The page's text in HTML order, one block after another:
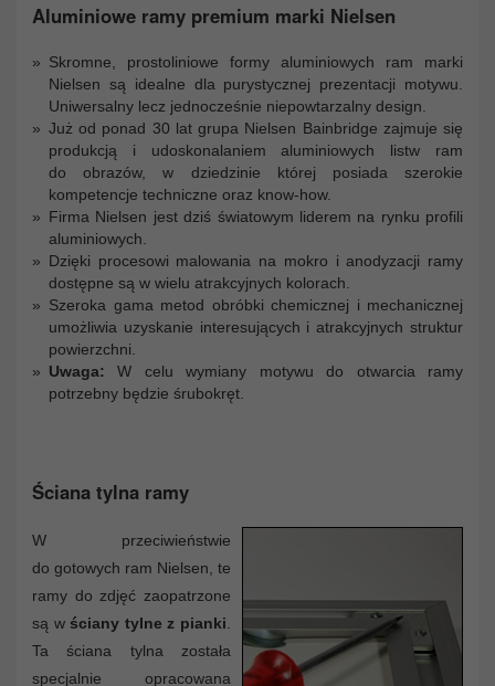
Aluminiowe ramy premium marki Nielsen
Skromne, prostoliniowe formy aluminiowych ram marki
Nielsen są idealne dla purystycznej prezentacji motywu.
Uniwersalny lecz jednocześnie niepowtarzalny design.
Już od ponad 30 lat grupa Nielsen Bainbridge zajmuje się
produkcją i udoskonalaniem aluminiowych listw ram
do obrazów, w dziedzinie której posiada szerokie
kompetencje techniczne oraz know-how.
Firma Nielsen jest dziś światowym liderem na rynku profili
aluminiowych.
Dzięki procesowi malowania na mokro i anodyzacji ramy
dostępne są w wielu atrakcyjnych kolorach.
Szeroka gama metod obróbki chemicznej i mechanicznej
umożliwia uzyskanie interesujących i atrakcyjnych struktur
powierzchni.
Uwaga: W celu wymiany motywu do otwarcia ramy
potrzebny będzie śrubokręt.
Ściana tylna ramy
W przeciwieństwie
do gotowych ram Nielsen, te
ramy do zdjęć zaopatrzone
są w ściany tylne z pianki
Ta ściana tylna została
specjalnie opracowana